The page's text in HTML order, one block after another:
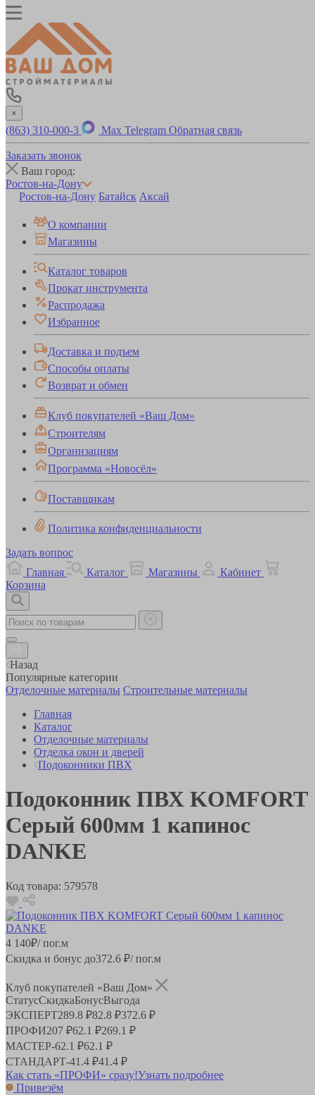
×
(863) 310-000-3 Max Telegram Обратная связь
Заказать звонок
Ваш город:
Ростов-на-Дону
Ростов-на-Дону Батайск Аксай
О компании
Магазины
Каталог товаров
Прокат инструмента
Распродажа
Избранное
Доставка и подъем
Способы оплаты
Возврат и обмен
Клуб покупателей «Ваш Дом»
Строителям
Организациям
Программа «Новосёл»
Поставщикам
Политика конфиденциальности
Задать вопрос
Главная
Каталог Магазины
Кабинет
Корзина
Назад
Популярные категории
Отделочные материалы Строительные материалы
Главная
Каталог
Отделочные материалы
Отделка окон и дверей
Подоконники ПВХ
Подоконник ПВХ KOMFORT
Серый 600мм 1 капинос
DANKE
Код товара: 579578
4 140₽/ пог.м
Скидка и бонус до372.6 ₽/ пог.м
Клуб покупателей «Ваш Дом»
СтатусСкидкаБонусВыгода
ЭКСПЕРТ289.8 ₽82.8 ₽372.6 ₽
ПРОФИ207 ₽62.1 ₽269.1 ₽
МАСТЕР-62.1 ₽62.1 ₽
СТАНДАРТ-41.4 ₽41.4 ₽
Как стать «ПРОФИ» сразу!Узнать подробнее
Привезём